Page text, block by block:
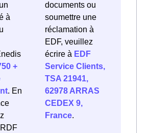
à
+
. En
documents ou
soumettre une
réclamation à
EDF, veuillez
écrire à EDF
Service Clients,
TSA 21941,
62978 ARRAS
CEDEX 9,
France.